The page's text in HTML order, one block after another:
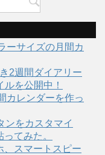
ーサイズの月間カ
2週間ダイアリー
を公開中！
カレンダーを作っ
ンをカスタマイ
てみた。
、スマートスピー